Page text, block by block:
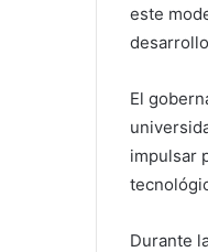
este
El
impulsar
Durante